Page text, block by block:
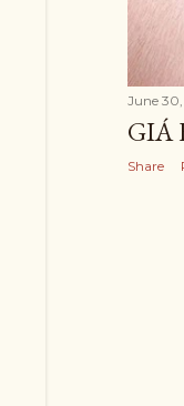
June 30,
GIÁ
Share